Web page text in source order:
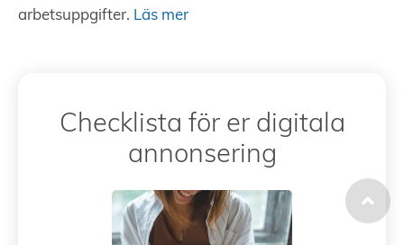
arbetsuppgifter. Läs mer
Checklista för er digitala
annonsering